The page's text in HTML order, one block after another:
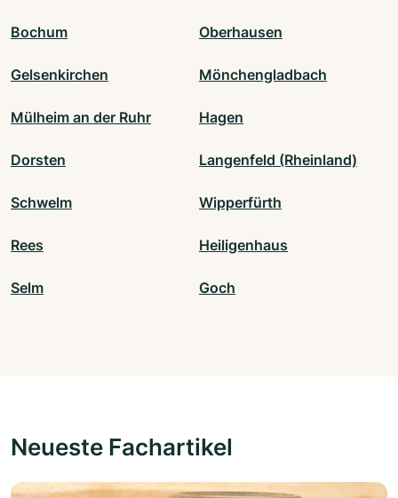
Bochum Oberhausen
Gelsenkirchen Mönchengladbach
Mülheim an der Ruhr Hagen
Dorsten Langenfeld (Rheinland)
Schwelm Wipperfürth
Rees Heiligenhaus
Selm Goch
Neueste Fachartikel